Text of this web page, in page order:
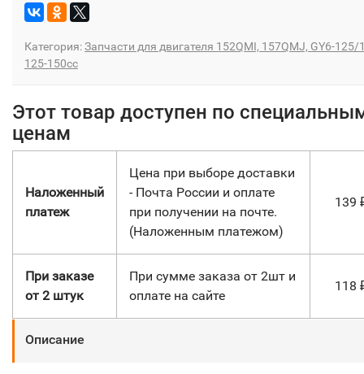
Категория:Запчасти для двигателя 152QMI, 157QMJ, GY6-125/
125-150сс
Этот товар доступен по
ценам
Наложенный
платеж
Цена при выборе доставки
- Почта России и оплате
при получении на почте.
(Наложенным платежом)
139
При заказе
от 2 штук
При сумме заказа от 2шт и
оплате на сайте
118
Описание